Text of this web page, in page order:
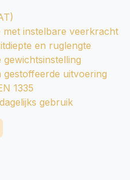
instelbare veerkracht
en ruglengte
gestoffeerde uitvoering
1335
gebruik